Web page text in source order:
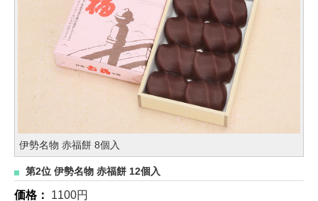
伊勢名物 赤福餅 8個入
第2位 伊勢名物 赤福餅 12個入
価格： 1100円